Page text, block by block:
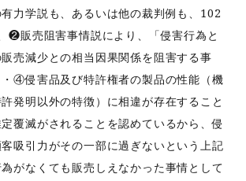
力学説も、あるいは他の裁判例も、102
❷販売阻害事情説により、「侵害行為と
売減少との相当因果関係を阻害する事
④侵害品及び特許権者の製品の性能（機
発明以外の特徴）に相違が存在すること
覆滅がされることを認めているから、侵
吸引力がその一部に過ぎないという上記
がなくても販売しえなかった事情として